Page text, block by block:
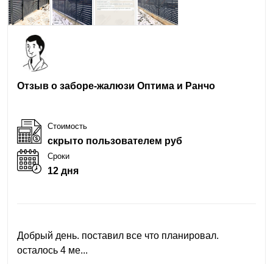
Отзыв о заборе-жалюзи Оптима и Ранчо
Стоимость
скрыто пользователем руб
Сроки
12 дня
Добрый день. поставил все что планировал.
осталось 4 ме...